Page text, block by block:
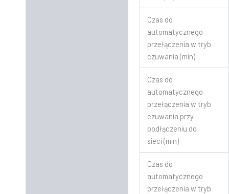
Czas do
automatycznego
przełączenia w tryb
czuwania (min)
Czas do
automatycznego
przełączenia w tryb
czuwania przy
podłączeniu do
sieci (min)
Czas do
automatycznego
przełączenia w tryb